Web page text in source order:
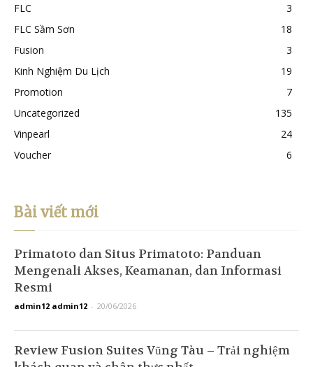
FLC
3
FLC Sầm Sơn
18
Fusion
3
Kinh Nghiệm Du Lịch
19
Promotion
7
Uncategorized
135
Vinpearl
24
Voucher
6
Bài viết mới
Primatoto dan Situs Primatoto: Panduan
Mengenali Akses, Keamanan, dan Informasi
Resmi
admin12 admin12 - 20/06/2026
Review Fusion Suites Vũng Tàu – Trải nghiệm